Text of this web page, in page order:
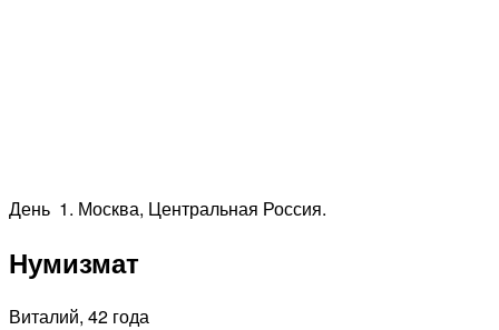
День 1. Москва, Центральная Россия.
Нумизмат
Виталий, 42 года